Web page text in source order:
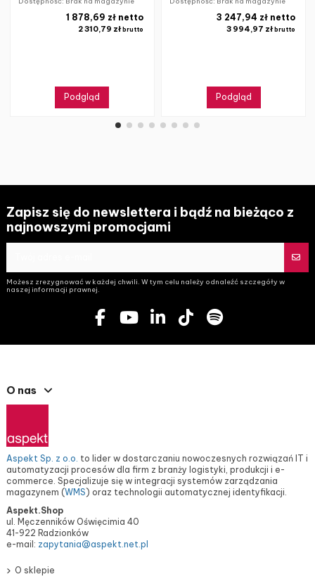
2 310,79 złbrutto
1 878,69 zł netto
Podgląd
3 994,97 zł brutto
3 247,94 zł netto
Podgląd
Zapisz się do newslettera i bądź na bieżąco z
najnowszymi promocjami
Możesz zrezygnować w każdej chwili. W tym celu należy odnaleźć szczegóły w
naszej informacji prawnej.
O nas
Aspekt Sp. z o.o. to lider w dostarczaniu nowoczesnych rozwiązań IT i
automatyzacji procesów dla firm z branży logistyki, produkcji i e-
commerce. Specjalizuje się w integracji systemów zarządzania
magazynem (WMS) oraz technologii automatycznej identyfikacji.
Aspekt.Shop
ul. Męczenników Oświęcimia 40
41-922 Radzionków
e-mail: zapytania@aspekt.net.pl
O sklepie